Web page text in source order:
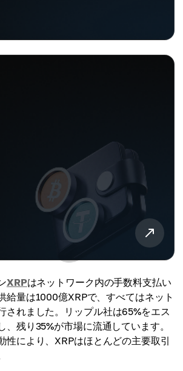
XRPはネットワーク内の手数料支払い
給量は1000億XRPで、すべてはネット
されました。リップル社は65%をエス
、残り35%が市場に流通しています。
性により、XRPはほとんどの主要取引